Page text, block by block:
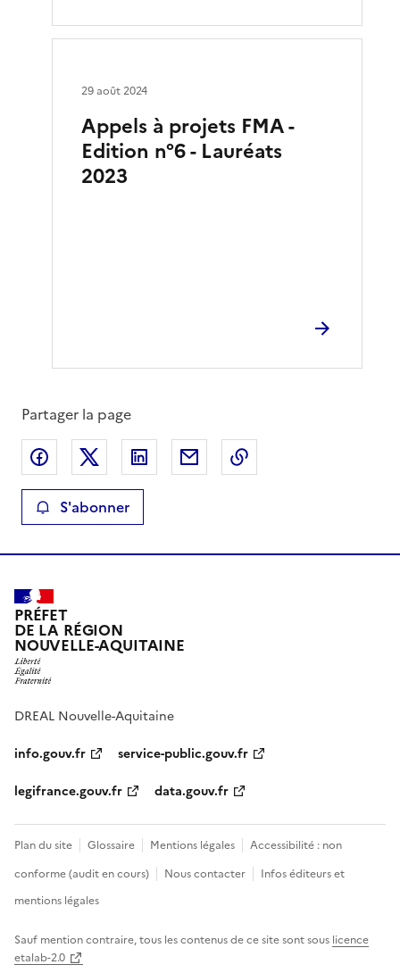
Appels à projets FMA -
Edition n°6 - Lauréats
2023
29 août 2024
Partager la page
Partager sur Facebook
Partager sur XPartager sur LinkedIn
Partager par email
S'abonner
PRÉFET
DE LA RÉGION
NOUVELLE-AQUITAINE
DREAL Nouvelle-Aquitaine
info.gouv.fr
service-public.gouv.fr
legifrance.gouv.fr
data.gouv.fr
Plan du site Glossaire Mentions légales
Accessibilité : non
conforme (audit en cours)
Nous contacter
Infos éditeurs et
mentions légales
Sauf mention contraire, tous les contenus de ce site sont sous licence
etalab-2.0